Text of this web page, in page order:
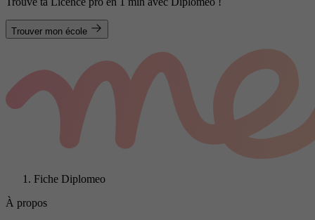
Trouver mon école
Fiche Diplomeo
À propos